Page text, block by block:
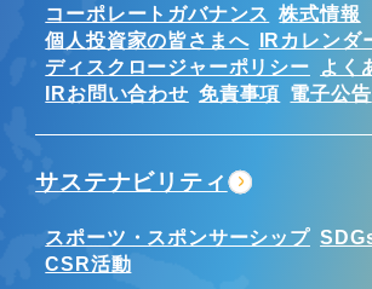
コーポレートガバナンス
株式情報
個人投資家の皆さまへ IRカレンダ
ディスクロージャーポリシー
よく
IRお問い合わせ 免責事項 電子公告
サステナビリティ
スポーツ・スポンサーシップ
CSR活動